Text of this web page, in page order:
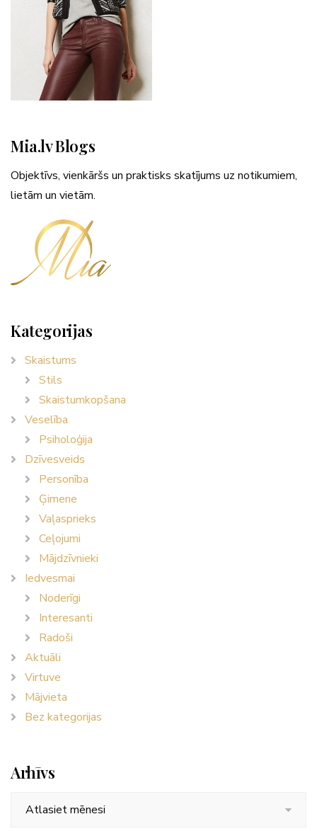
Mia.lv Blogs
Objektīvs, vienkāršs un praktisks skatījums uz notikumiem,
lietām un vietām.
Kategorijas
Skaistums
Stils
Skaistumkopšana
Veselība
Psiholoģija
Dzīvesveids
Personība
Ģimene
Vaļasprieks
Ceļojumi
Mājdzīvnieki
Iedvesmai
Noderīgi
Interesanti
Radoši
Aktuāli
Virtuve
Mājvieta
Bez kategorijas
Arhīvs